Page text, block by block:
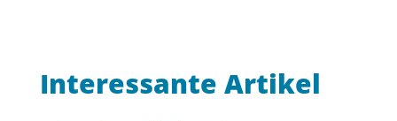
Interessante Artikel